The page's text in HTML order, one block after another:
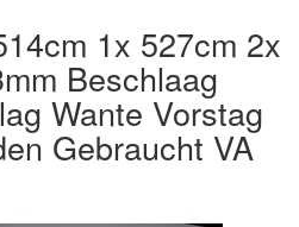
1x 527cm 2x
Beschlaag
Wante Vorstag
Gebraucht VA